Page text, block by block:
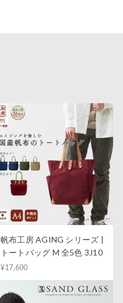
帆布工房 AGING シリーズ |
トートバッグ M 全5色 3J10
¥17,600